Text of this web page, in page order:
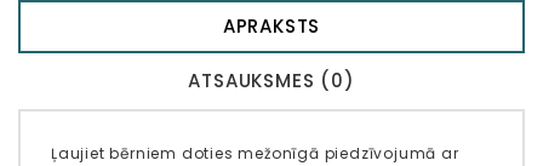
APRAKSTS
ATSAUKSMES (0)
Ļaujiet bērniem doties mežonīgā piedzīvojumā ar